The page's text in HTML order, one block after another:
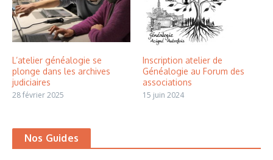
L’atelier généalogie se
plonge dans les archives
judiciaires
28 février 2025
Inscription atelier de
Généalogie au Forum des
associations
15 juin 2024
Nos Guides